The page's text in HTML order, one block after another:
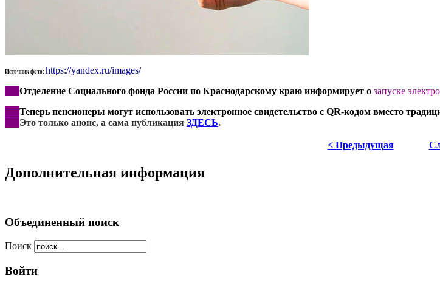
Источник фото: https://yandex.ru/images/
Отделение Социального фонда России по Краснодарскому краю информирует о запуске
Теперь пенсионеры могут использовать электронное свидетельство с QR-кодом вместо
Это только анонс, а сама публикация ЗДЕСЬ.
< Предыдущая
Дополнительная информация
Объединенный поиск
Поиск
Войти